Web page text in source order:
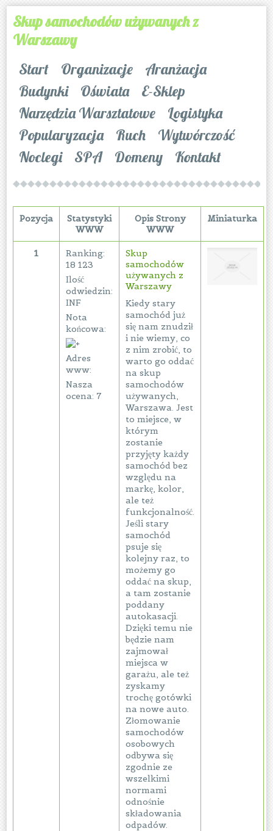
Skup samochodów używanych z
Warszawy
Start
Organizacje
Aranżacja
Budynki
Oświata
E-Sklep
Narzędzia Warsztatowe
Logistyka
Popularyzacja
Ruch
Wytwórczość
Noclegi
SPA Domeny Kontakt
Pozycja
Statystyki
WWW
Opis Strony
WWW
Miniaturka
1
Ranking:
18 123
Ilość
odwiedzin:
INF
Nota
końcowa:
Adres
www:
Nasza
ocena: 7
Skup
samochodów
używanych z
Warszawy
Kiedy stary
samochód już
się nam znudził
i nie wiemy, co
z nim zrobić, to
warto go oddać
na skup
samochodów
używanych,
Warszawa. Jest
to miejsce, w
którym
zostanie
przyjęty każdy
samochód bez
względu na
markę, kolor,
ale też
funkcjonalność.
Jeśli stary
samochód
psuje się
kolejny raz, to
możemy go
oddać na skup,
a tam zostanie
poddany
autokasacji.
Dzięki temu nie
będzie nam
zajmował
miejsca w
garażu, ale też
zyskamy
trochę gotówki
na nowe auto.
Złomowanie
samochodów
osobowych
odbywa się
zgodnie ze
wszelkimi
normami
odnośnie
składowania
odpadów.